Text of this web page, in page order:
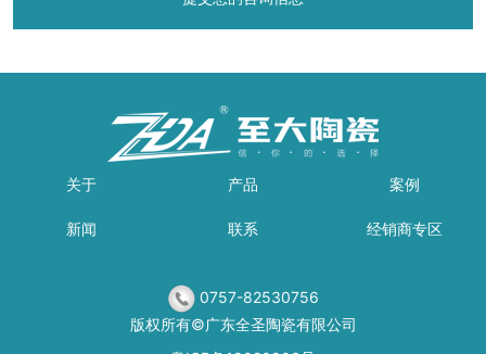
关于 产品 案例
新闻 联系 经销商专区
0757-82530756
版权所有©广东全圣陶瓷有限公司